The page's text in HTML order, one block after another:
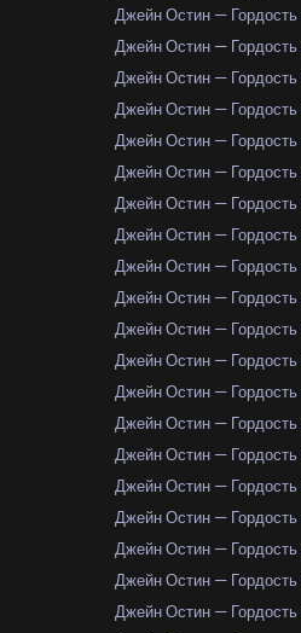
Джейн Остин —
Джейн Остин —
Джейн Остин —
Джейн Остин —
Джейн Остин —
Джейн Остин —
Джейн Остин —
Джейн Остин —
Джейн Остин —
Джейн Остин —
Джейн Остин —
Джейн Остин —
Джейн Остин —
Джейн Остин —
Джейн Остин —
Джейн Остин —
Джейн Остин —
Джейн Остин —
Джейн Остин —
Джейн Остин —